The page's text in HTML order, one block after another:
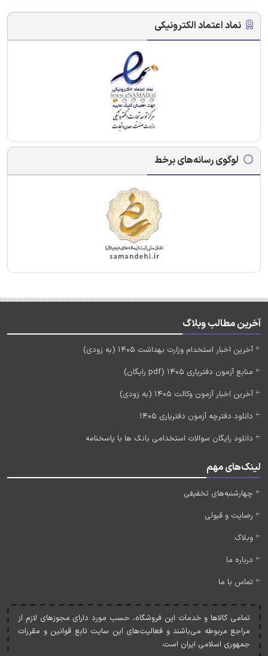
نماد اعتماد الکترونیکی
لوگوی رسانه‌های برخط
آخرین مطالب وبلاگ
آخرین اخبار استخدام وزارت بهداشت 1405 (به زودی)
منابع آزمون دفتریاری 1405 (pdf رایگان)
آخرین اخبار آزمون وکالت 1405 (به زودی)
دانلود دفترچه آزمون دفتریاری 1405
دانلود رایگان سوالات استخدامی بانک ها با پاسخنامه
لینک‌های مهم
چهارشنبه‌های تخفیفی
رضایت و قبولی
وبلاگ
درباره ما
تماس با ما
تمامی کالاها و خدمات اين فروشگاه، حسب مورد دارای مجوزهای لازم از
مراجع مربوطه می‌باشند و فعاليت‌های اين سايت تابع قوانين و مقررات
جمهوری اسلامی ايران است.